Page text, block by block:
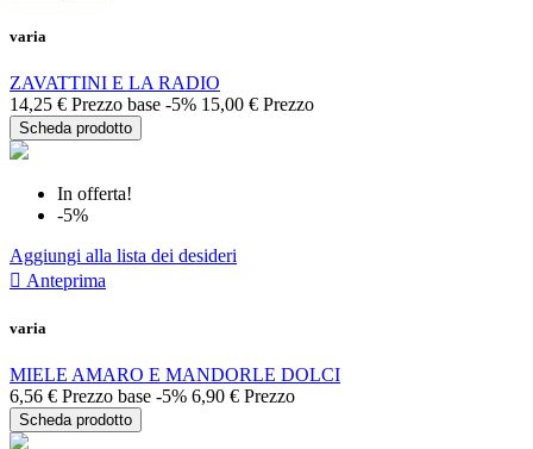
varia
ZAVATTINI E LA RADIO
14,25 € Prezzo base -5% 15,00 € Prezzo
Scheda prodotto
In offerta!
-5%
Aggiungi alla lista dei desideri
 Anteprima
varia
MIELE AMARO E MANDORLE DOLCI
6,56 € Prezzo base -5% 6,90 € Prezzo
Scheda prodotto